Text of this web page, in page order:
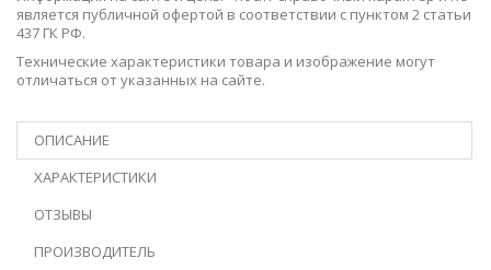
является публичной офертой в соответствии с пунктом 2 статьи
437 ГК РФ.
Технические характеристики товара и изображение могут
отличаться от указанных на сайте.
ОПИСАНИЕ
ХАРАКТЕРИСТИКИ
ОТЗЫВЫ
ПРОИЗВОДИТЕЛЬ